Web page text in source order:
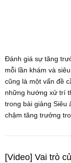
Đánh giá sự tăng
mỗi lần khám và
cũng là một vấn đề
những hướng xử trí
trong bài giảng Siêu
chậm tăng trưởng
[Video] Vai trò